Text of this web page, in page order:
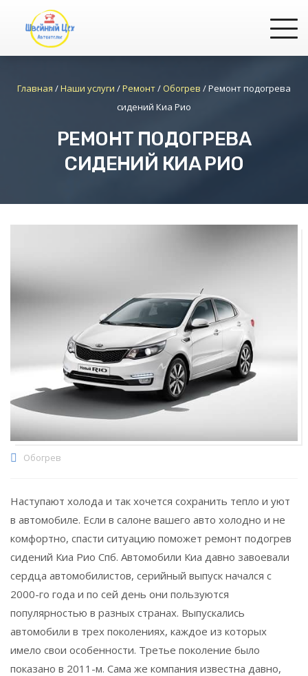
Главная /Наши услуги /Ремонт/ Обогрев /Ремонт подогрева
сидений Киа Рио
РЕМОНТ ПОДОГРЕВА
СИДЕНИЙ КИА РИО
Обогрев
Наступают холода и так хочется сохранить тепло и уют
в автомобиле. Если в салоне вашего авто холодно и не
комфортно, спасти ситуацию поможет ремонт подогрев
сидений Киа Рио Спб. Автомобили Киа давно завоевали
сердца автомобилистов, серийный выпуск начался с
2000-го года и по сей день они пользуются
популярностью в разных странах. Выпускались
автомобили в трех поколениях, каждое из которых
имело свои особенности. Третье поколение было
показано в 2011-м. Сама же компания известна давно,